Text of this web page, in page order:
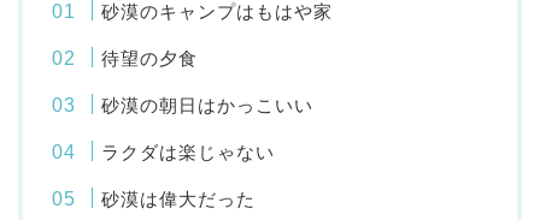
砂漠のキャンプはもはや家
待望の夕食
砂漠の朝日はかっこいい
ラクダは楽じゃない
砂漠は偉大だった